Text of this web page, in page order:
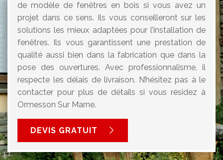
de modèle de fenêtres en bois si vous avez un
projet dans ce sens. Ils vous conseilleront sur les
solutions les mieux adaptées pour l’installation de
fenêtres. Ils vous garantissent une prestation de
qualité aussi bien dans la fabrication que dans la
pose des ouvertures. Avec professionnalisme, il
respecte les délais de livraison. N’hésitez pas à le
contacter pour plus de détails si vous résidez à
Ormesson Sur Marne.
DEVIS GRATUIT